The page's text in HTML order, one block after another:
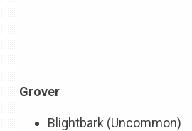
Grover
Blightbark (Uncommon)